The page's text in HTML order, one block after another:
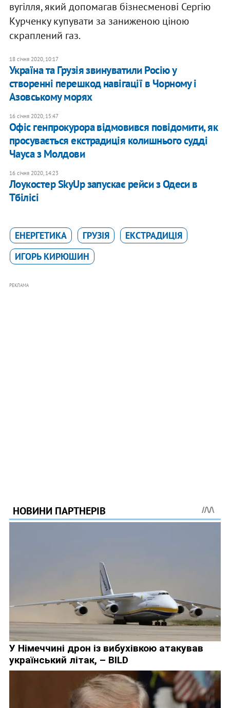
вугілля, який допомагав бізнесменові Сергію
Курченку купувати за заниженою ціною
скраплений газ.
18 січня 2020, 10:17
Україна та Грузія звинуватили Росію у
створенні перешкод навігації в Чорному і
Азовському морях
16 січня 2020, 15:47
Офіс генпрокурора відмовився повідомити, як
просувається екстрадиція колишнього судді
Чауса з Молдови
16 січня 2020, 14:23
Лоукостер SkyUp запускає рейси з Одеси в
Тбілісі
ЕНЕРГЕТИКА ГРУЗІЯ
ЕКСТРАДИЦІЯ
ИГОРЬ КИРЮШИН
РЕКЛАМА